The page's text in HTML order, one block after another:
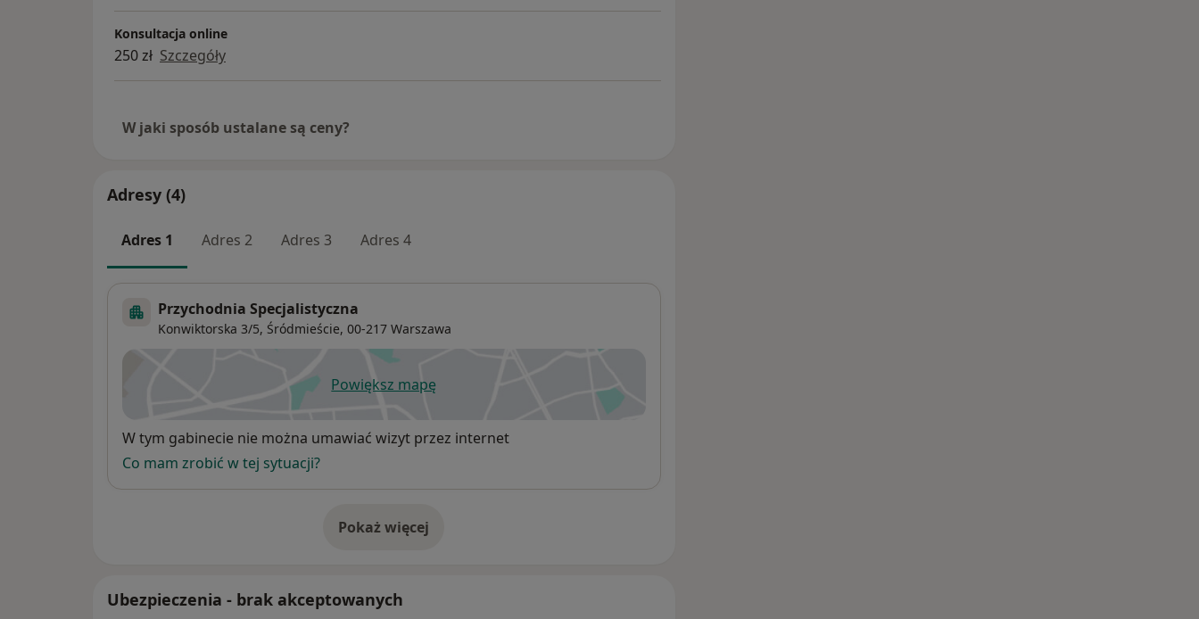
Konsultacja online
250 zł Szczegóły
W jaki sposób ustalane są ceny?
Adresy (4)
Adres 1 Adres 2 Adres 3 Adres 4
Przychodnia Specjalistyczna
Konwiktorska 3/5, Śródmieście, 00-217 Warszawa
Powiększ mapęotwiera się w nowej karcie
Dostępność
W tym gabinecie nie można umawiać wizyt przez internet
Co mam zrobić w tej sytuacji?
Pokaż więcej
o adresie
Ubezpieczenia - brak akceptowanych